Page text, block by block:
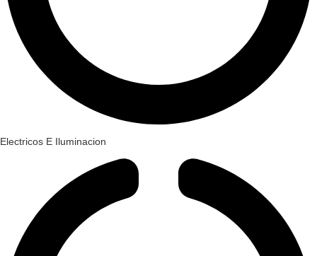
Electricos E Iluminacion